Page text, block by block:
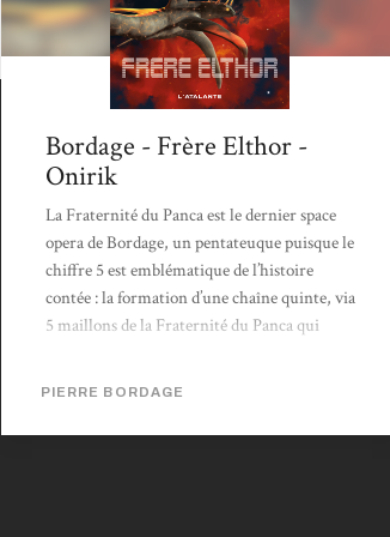
Bordage - Frère Elthor -
Onirik
La Fraternité du Panca est le dernier space
opera de Bordage, un pentateuque puisque le
chiffre 5 est emblématique de l’histoire
contée : la formation d’une chaîne quinte, via
5 maillons de la Fraternité du Panca qui
habitait Rohel ou Les guerriers du silence,
PIERRE BORDAGE